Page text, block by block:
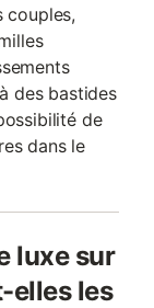
couples,
des bastides
de
dans le
luxe sur
elles les